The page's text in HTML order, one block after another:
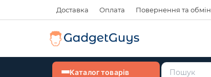
Доставка Оплата Повернення та обмін
Каталог товарів